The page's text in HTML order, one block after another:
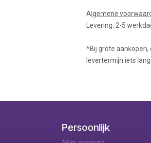
A lgemene
Levering: 2-5
*Bij grote aankopen,
levertermijn iets
Persoonlijk